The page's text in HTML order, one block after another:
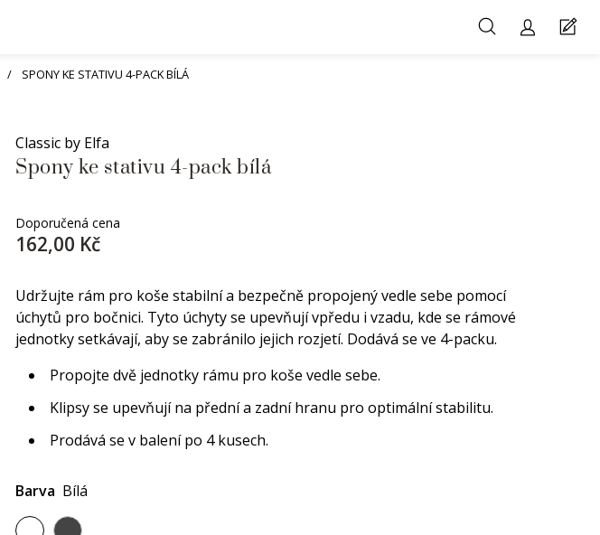
SPONY KE STATIVU 4-PACK BÍLÁ
Classic by Elfa
Spony ke stativu 4-pack bílá
Doporučená cena
162,00 Kč
Udržujte rám pro koše stabilní a bezpečně propojený vedle sebe pomocí
úchytů pro bočnici. Tyto úchyty se upevňují vpředu i vzadu, kde se rámové
jednotky setkávají, aby se zabránilo jejich rozjetí. Dodává se ve 4-packu.
Propojte dvě jednotky rámu pro koše vedle sebe.
Klipsy se upevňují na přední a zadní hranu pro optimální stabilitu.
Prodává se v balení po 4 kusech.
Barva Bílá